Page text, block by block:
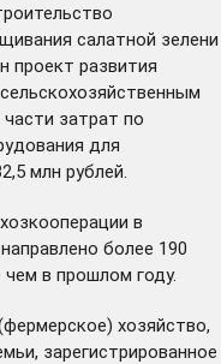
салатной зелени
проект развития
затрат по
для
млн рублей.
в
более 190
в прошлом году.
хозяйство,
зарегистрированное